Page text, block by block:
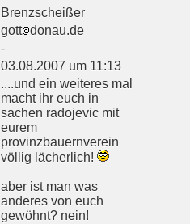
Brenzscheißer
gott donau.de
-
03.08.2007 um 11:13
....und ein weiteres mal
macht ihr euch in
sachen radojevic mit
eurem
provinzbauernverein
völlig lächerlich!
aber ist man was
anderes von euch
gewöhnt? nein!